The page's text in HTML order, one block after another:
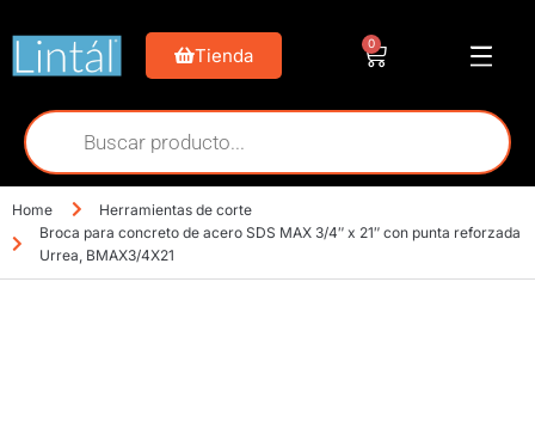
Tienda
0
Home
Herramientas de corte
Broca para concreto de acero SDS MAX 3/4″ x 21″ con punta reforzada
Urrea, BMAX3/4X21